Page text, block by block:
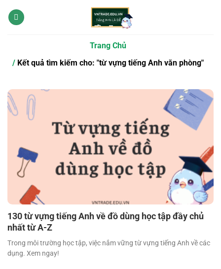
qua
Trang Chủ
Kết quả tìm kiếm cho: "từ vựng tiếng Anh văn phòng"
130 từ vựng tiếng Anh về đồ dùng học tập đầy chủ
nhất từ A-Z
Trong môi trường học tập, việc nắm vững từ vựng tiếng Anh về các
dụng. Xem ngay!